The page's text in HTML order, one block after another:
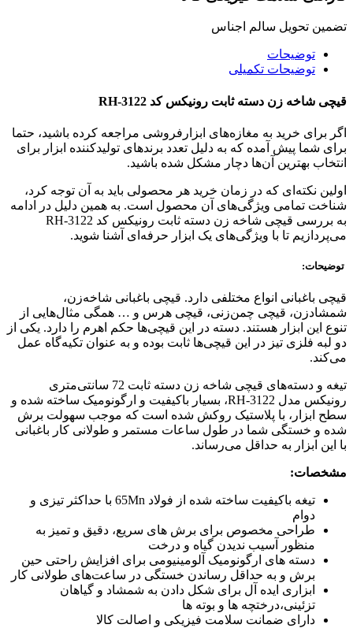
تضمین تحویل سالم اجناس
توضیحات
توضیحات تکمیلی
قیچی شاخه زن دسته ثابت رونیکس کد RH-3122
اگر برای خرید به مغازه‌های ابزارفروشی مراجعه کرده باشید، حتما
برای شما پیش آمده که به دلیل تعدد برندهای تولیدکننده ابزار برای
انتخاب بهترین آن‌ها دچار مشکل شده باشید.
اولین نکته‌ای که در زمان خرید هر محصولی باید به آن توجه کرد،
شناخت تمامی ویژگی‌های آن محصول است. به همین دلیل در ادامه
به بررسی قیچی شاخه زن دسته ثابت رونیکس کد RH-3122
می‌پردازیم تا با ویژگی‌های یک ابزار حرفه‌ای آشنا شوید.
توضیحات:
قیچی باغبانی انواع مختلفی دارد. قیچی باغبانی شاخه‌زن،
شمشادزن، قیچی چمن‌زنی، قیچی هرس و … همگی مثال‌هایی از
تنوع این ابزار هستند. دسته در این قیچی‌ها حکم اهرم را دارد. یکی از
دو لبه فلزی تیز در این قیچی‌ها ثابت بوده و به عنوان تکیه‌گاه عمل
می‌کند.
تیغه و دسته‌های قیچی شاخه ‌زن دسته ثابت 72 سانتی‌متری
رونیکس مدل 3122-RH، بسیار باکیفیت و ارگونومیک ساخته شده و
سطح ابزار، با پلاستیک روکش شده است که موجب سهولت برش
شده و خستگی شما در طول ساعات مستمر و طولانی کار باغبانی
با این ابزار به حداقل می‌رساند.
مشخصات:
تیغه باکیفیت ساخته شده از فولاد 65Mn با حداکثر تیزی و
دوام
طراحی مخصوص برای برش های سریع، دقیق و تمیز به
منظور آسیب ندیدن گیاه و درخت
دسته های ارگونومیک آلومینیومی برای افزایش راحتی حین
برش و به حداقل رساندن خستگی در ساعت‌های طولانی کار
ابزاری ایده آل برای شکل دادن به شمشاد و گیاهان
تزئینی،درختچه ها و بوته ها
دارای ضمانت سلامت فیزیکی و اصالت کالا